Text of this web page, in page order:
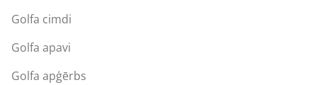
Golfa cimdi
Golfa apavi
Golfa apģērbs